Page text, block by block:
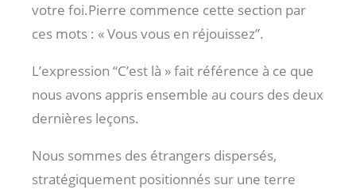
votre foi.Pierre commence cette section par
ces mots : « Vous vous en réjouissez”.
L’expression “C’est là » fait référence à ce que
nous avons appris ensemble au cours des deux
dernières leçons.
Nous sommes des étrangers dispersés,
stratégiquement positionnés sur une terre